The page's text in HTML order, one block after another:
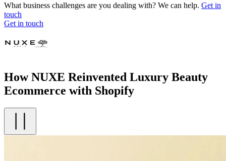
What business challenges are you dealing with? We can help. Get in
touch
Get in touch
How NUXE Reinvented Luxury Beauty
Ecommerce with Shopify